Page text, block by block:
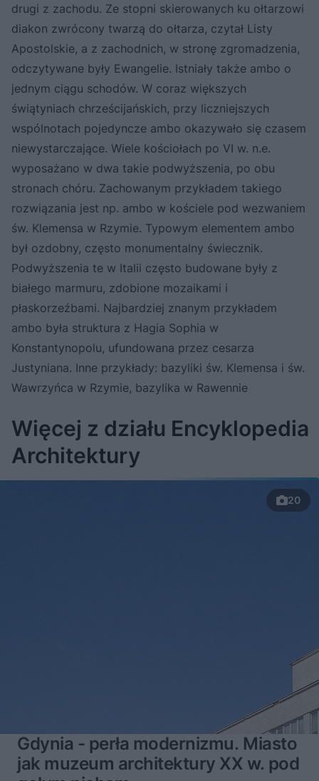
drugi z zachodu. Ze stopni skierowanych ku ołtarzowi
diakon zwrócony twarzą do ołtarza, czytał Listy
Apostolskie, a z zachodnich, w stronę zgromadzenia,
odczytywane były Ewangelie. Istniały także ambo o
jednym ciągu schodów. W coraz większych
świątyniach chrześcijańskich, przy liczniejszych
wspólnotach pojedyncze ambo okazywało się czasem
niewystarczające. Wiele kościołach po VI w. n.e.
wyposażano w dwa takie podwyższenia, po obu
stronach chóru. Zachowanym przykładem takiego
rozwiązania jest np. ambo w kościele pod wezwaniem
św. Klemensa w Rzymie. Typowym elementem ambo
był ozdobny, często monumentalny świecznik.
Podwyższenia te w Italii często budowane były z
białego marmuru, zdobione mozaikami i
płaskorzeźbami. Najbardziej znanym przykładem
ambo była struktura z Hagia Sophia w
Konstantynopolu, ufundowana przez cesarza
Justyniana. Inne przykłady: bazyliki św. Klemensa i św.
Wawrzyńca w Rzymie, bazylika w Rawennie
Więcej z działu Encyklopedia
Architektury
20
Gdynia - perła modernizmu. Miasto
jak muzeum architektury XX w. pod